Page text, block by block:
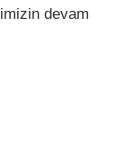
devam